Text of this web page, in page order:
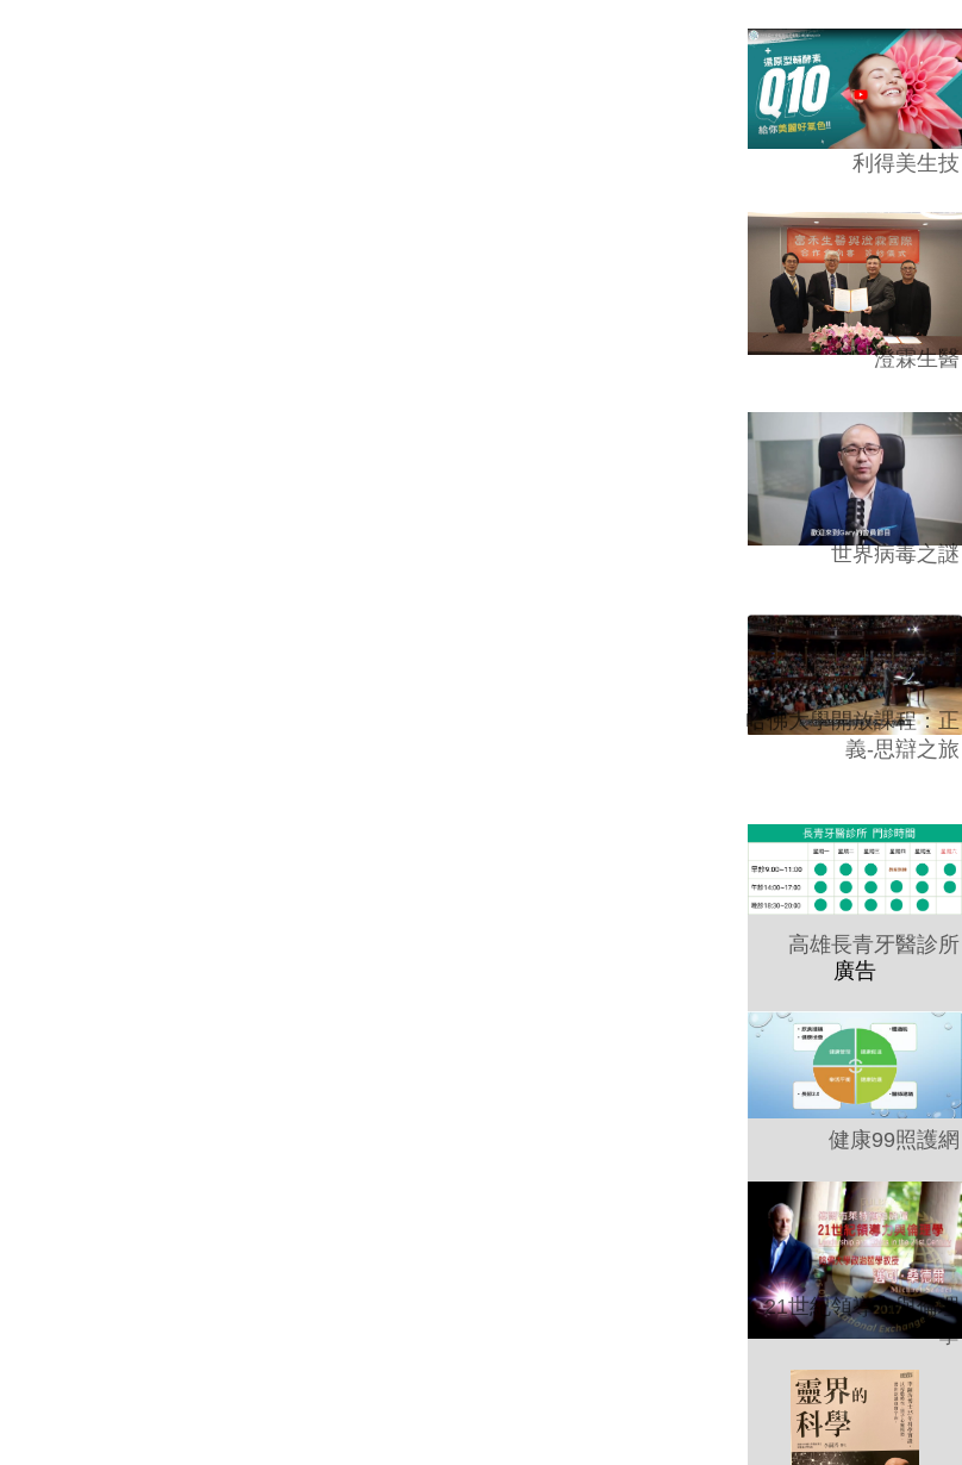
利得美生技
澄霖生醫
世界病毒之謎
哈佛大學開放課程：正
義-思辯之旅
高雄長青牙醫診所
健康99照護網
21世紀領導力與倫理
學